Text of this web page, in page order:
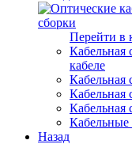
сборки
Перейти в
Кабельная
кабеле
Кабельная
Кабельная
Кабельная
Кабельные
Назад